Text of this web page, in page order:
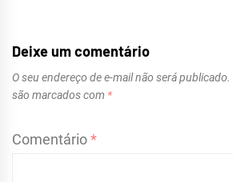
Post
Deixe um comentário
O seu endereço de e-mail não será publicado.
são marcados com *
Comentário*